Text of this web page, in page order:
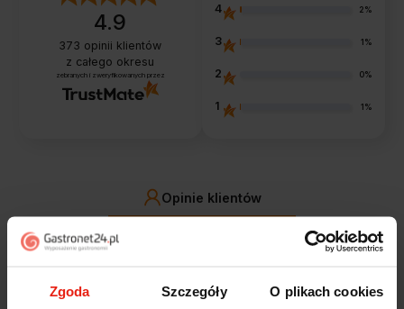
Zgoda Szczegóły O plikach cookies
4.9
373 opinii klientów
z całego okresu
zebranych i zweryfikowanych przez
4 2%
3 1%
2 0%
1 1%
Opinie klientów
filtry
Jak zbieramy opinie?